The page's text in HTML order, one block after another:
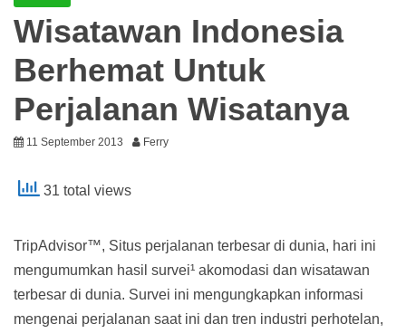
Wisatawan Indonesia
Berhemat Untuk
Perjalanan Wisatanya
11 September 2013 Ferry
31 total views
TripAdvisor™, Situs perjalanan terbesar di dunia, hari ini
mengumumkan hasil survei¹ akomodasi dan wisatawan
terbesar di dunia. Survei ini mengungkapkan informasi
mengenai perjalanan saat ini dan tren industri perhotelan,